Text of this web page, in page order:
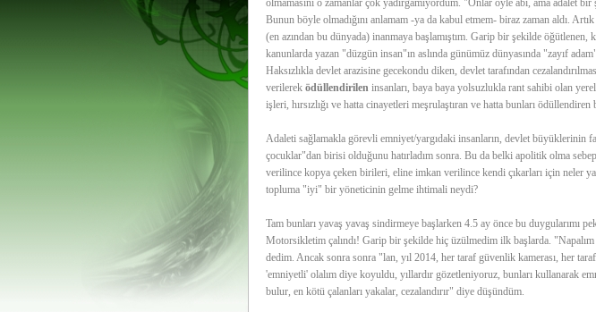
olmamasını o zamanlar çok yadırgamıyordum. "Onlar öyle abi, ama adalet
Bunun böyle olmadığını anlamam -ya da kabul etmem- biraz zaman aldı.
(en azından bu dünyada) inanmaya başlamıştım. Garip bir şekilde öğütlenen,
kanunlarda yazan "düzgün insan"ın aslında günümüz dünyasında "zayıf
Haksızlıkla devlet arazisine gecekondu diken, devlet tarafından
verilerek ödüllendirileninsanları, baya baya yolsuzlukla rant sahibi olan
işleri, hırsızlığı ve hatta cinayetleri meşrulaştıran ve hatta bunları ödüllendiren
Adaleti sağlamakla görevli emniyet/yargıdaki insanların, devlet büyüklerinin
çocuklar"dan birisi olduğunu hatırladım sonra. Bu da belki apolitik olma
verilince kopya çeken birileri, eline imkan verilince kendi çıkarları için neler
topluma "iyi" bir yöneticinin gelme ihtimali neydi?
Tam bunları yavaş yavaş sindirmeye başlarken 4.5 ay önce bu duygularımı
Motorsikletim çalındı! Garip bir şekilde hiç üzülmedim ilk başlarda. "Napalım
dedim. Ancak sonra sonra "lan, yıl 2014, her taraf güvenlik kamerası, her
'emniyetli' olalım diye koyuldu, yıllardır gözetleniyoruz, bunları kullanarak
bulur, en kötü çalanları yakalar, cezalandırır" diye düşündüm.